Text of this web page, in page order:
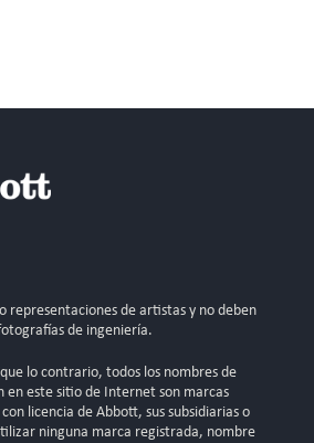
representaciones de artistas y no deben
de ingeniería.
lo contrario, todos los nombres de
en este sitio de Internet son marcas
licencia de Abbott, sus subsidiarias o
ninguna marca registrada, nombre